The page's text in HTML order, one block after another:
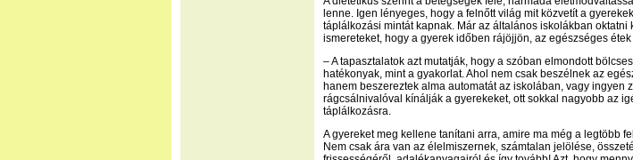
lenne. Igen lényeges, hogy a felnőtt világ mit közvetít a
táplálkozási mintát kapnak. Már az általános iskolákban oktatni
ismereteket, hogy a gyerek időben rájöjjön, az egészséges
– A tapasztalatok azt mutatják, hogy a szóban elmondott
hatékonyak, mint a gyakorlat. Ahol nem csak beszélnek az
hanem beszereztek alma automatát az iskolában, vagy ingyen
rágcsálnivalóval kínálják a gyerekeket, ott sokkal nagyobb az
táplálkozásra.
A gyereket meg kellene tanítani arra, amire ma még a legtöbb
Nem csak ára van az élelmiszernek, számtalan jelölése,